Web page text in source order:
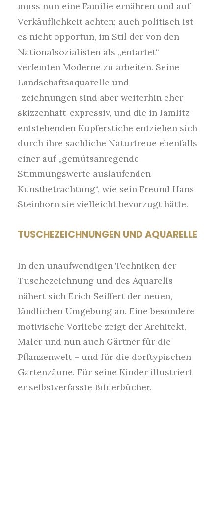
muss nun eine Familie ernähren und auf
Verkäuflichkeit achten; auch politisch ist
es nicht opportun, im Stil der von den
Nationalsozialisten als „entartet“
verfemten Moderne zu arbeiten. Seine
Landschaftsaquarelle und
-zeichnungen sind aber weiterhin eher
skizzenhaft-expressiv, und die in Jamlitz
entstehenden Kupferstiche entziehen sich
durch ihre sachliche Naturtreue ebenfalls
einer auf „gemütsanregende
Stimmungswerte auslaufenden
Kunstbetrachtung“, wie sein Freund Hans
Steinborn sie vielleicht bevorzugt hätte.
TUSCHEZEICHNUNGEN UND AQUARELLE
In den unaufwendigen Techniken der
Tuschezeichnung und des Aquarells
nähert sich Erich Seiffert der neuen,
ländlichen Umgebung an. Eine besondere
motivische Vorliebe zeigt der Architekt,
Maler und nun auch Gärtner für die
Pflanzenwelt – und für die dorftypischen
Gartenzäune. Für seine Kinder illustriert
er selbstverfasste Bilderbücher.